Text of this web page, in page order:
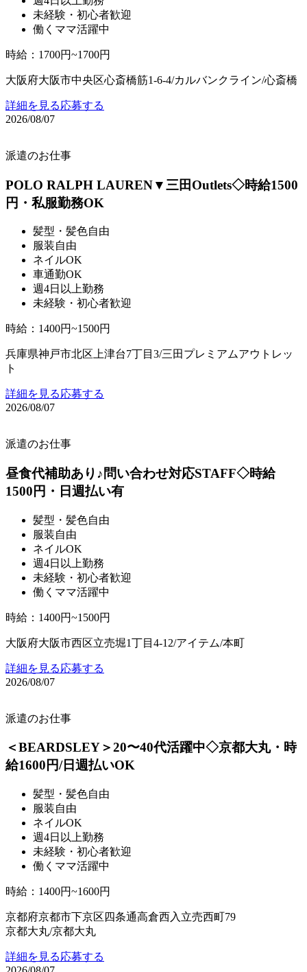
未経験・初心者歓迎
働くママ活躍中
時給 ： 1700円~1700円
大阪府大阪市中央区心斎橋筋1-6-4/カルバンクライン/心斎橋
詳細を見る応募する
2026/08/07
派遣のお仕事
POLO RALPH LAUREN▼三田Outlets◇時給1500
円・私服勤務OK
髪型・髪色自由
服装自由
ネイルOK
車通勤OK
週4日以上勤務
未経験・初心者歓迎
時給 ： 1400円~1500円
兵庫県神戸市北区上津台7丁目3/三田プレミアムアウトレッ
ト
詳細を見る応募する
2026/08/07
派遣のお仕事
昼食代補助あり♪問い合わせ対応STAFF◇時給
1500円・日週払い有
髪型・髪色自由
服装自由
ネイルOK
週4日以上勤務
未経験・初心者歓迎
働くママ活躍中
時給 ： 1400円~1500円
大阪府大阪市西区立売堀1丁目4-12/アイテム/本町
詳細を見る応募する
2026/08/07
派遣のお仕事
＜BEARDSLEY＞20〜40代活躍中◇京都大丸・時
給1600円/日週払いOK
髪型・髪色自由
服装自由
ネイルOK
週4日以上勤務
未経験・初心者歓迎
働くママ活躍中
時給 ： 1400円~1600円
京都府京都市下京区四条通高倉西入立売西町79
京都大丸/京都大丸
詳細を見る応募する